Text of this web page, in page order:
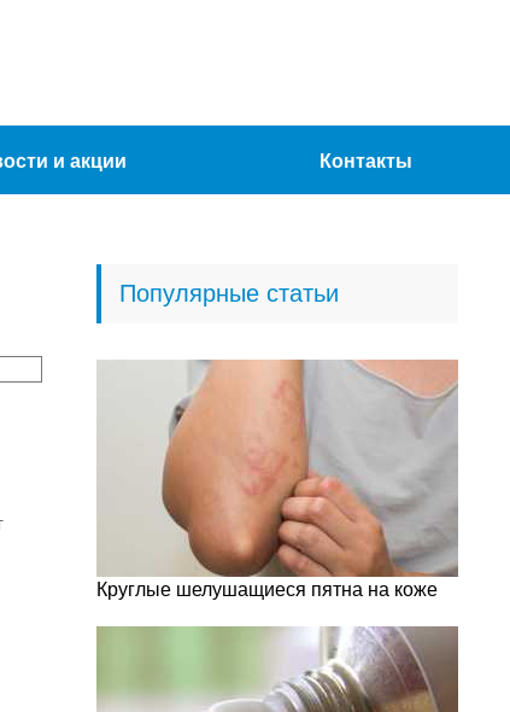
и акции Контакты
Популярные статьи
Круглые шелушащиеся пятна на коже